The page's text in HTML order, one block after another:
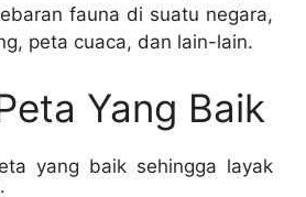
fauna di suatu negara,
peta cuaca, dan lain-lain.
Yang Baik
yang baik sehingga layak